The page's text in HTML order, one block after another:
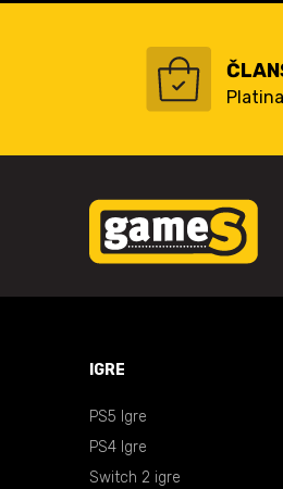
IGRE
PS5 Igre
PS4 Igre
Switch 2 igre